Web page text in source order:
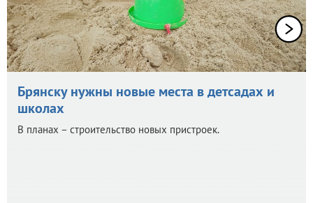
Брянску нужны новые места в детсадах и
школах
В планах – строительство новых пристроек.